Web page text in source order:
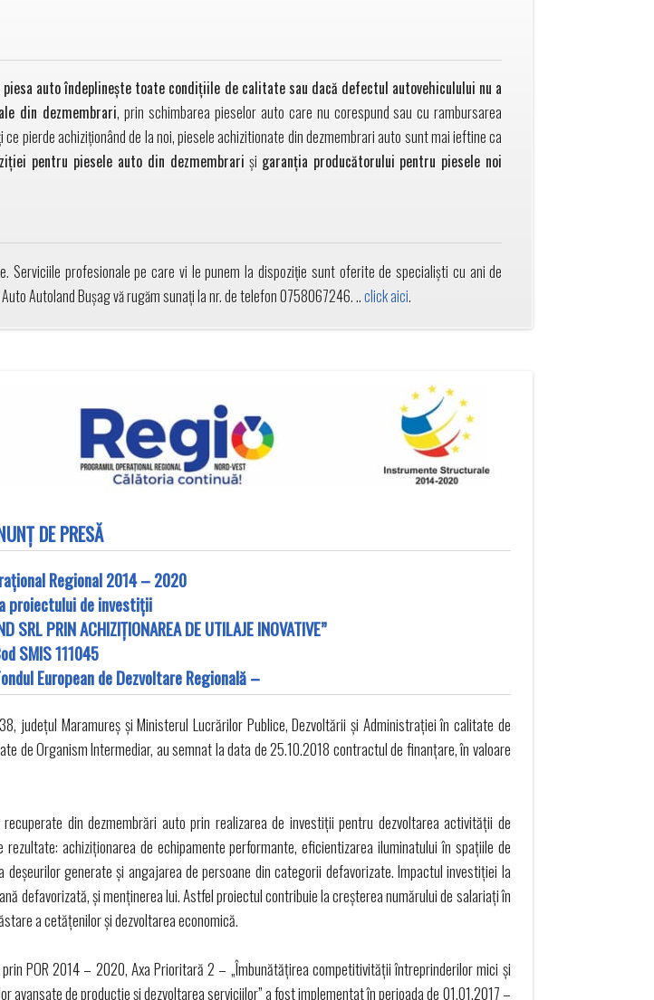
auto îndeplineşte toate condiţiile de calitate sau dacă defectul autovehiculului nu a
din dezmembrari, prin schimbarea pieselor auto care nu corespund sau cu rambursarea
pierde achiziționând de la noi, piesele achizitionate din dezmembrari auto sunt mai ieftine ca
pentru piesele auto din dezmembrari și garanția producătorului pentru piesele noi
Serviciile profesionale pe care vi le punem la dispoziție sunt oferite de specialiști cu ani de
Autoland Bușag vă rugăm sunați la nr. de telefon 0758067246. ..click aici.
DE PRESĂ
Regional 2014 – 2020
proiectului de investiții
SRL PRIN ACHIZIȚIONAREA DE UTILAJE INOVATIVE”
SMIS 111045
European de Dezvoltare Regională –
județul Maramureș și Ministerul Lucrărilor Publice, Dezvoltării și Administrației în calitate de
de Organism Intermediar, au semnat la data de 25.10.2018 contractul de finanțare, în valoare
din dezmembrări auto prin realizarea de investiții pentru dezvoltarea activității de
achiziționarea de echipamente performante, eficientizarea iluminatului în spațiile de
generate și angajarea de persoane din categorii defavorizate. Impactul investiției la
defavorizată, și menținerea lui. Astfel proiectul contribuie la creșterea numărului de salariați în
a cetățenilor și dezvoltarea economică.
POR 2014 – 2020, Axa Prioritară 2 – „Îmbunătățirea competitivității întreprinderilor mici și
de producție și dezvoltarea serviciilor” a fost implementat în perioada de 01.01.2017 –